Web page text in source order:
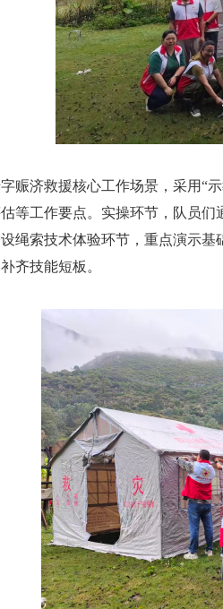
济救援核心工作场景，采用“示
等工作要点。实操环节，队员
绳索技术体验环节，重点演示
齐技能短板。